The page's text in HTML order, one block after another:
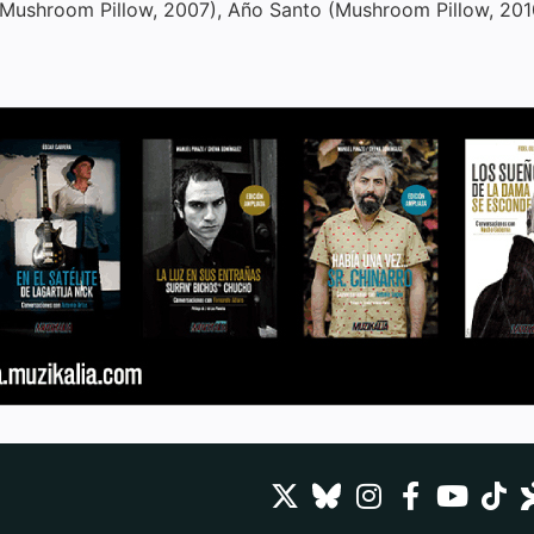
Pillow, 2007), Año Santo (Mushroom Pillow,